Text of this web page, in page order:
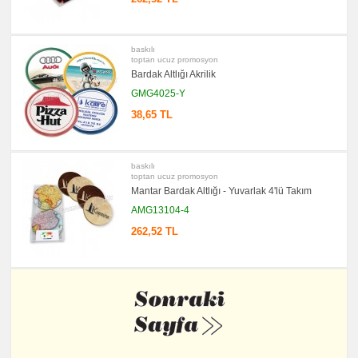
baskılı
toptan ucuz promosyon
Bardak Altlığı Akrilik
GMG4025-Y
38,65 TL
baskılı
toptan ucuz promosyon
Mantar Bardak Altlığı - Yuvarlak 4'lü Takım
AMG13104-4
262,52 TL